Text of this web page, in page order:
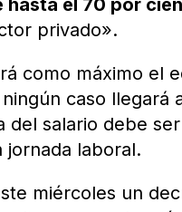
hasta el 70 por
privado».
como máximo el
caso llegará
del salario debe
laboral.
miércoles un